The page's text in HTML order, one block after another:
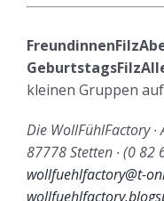
kleinen Gruppen
Die WollFühlFactory ∙
87778 Stetten ∙ (0 82
wollfuehlfactory@t-